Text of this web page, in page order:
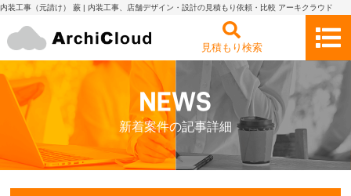
内装工事（元請け） 蕨 | 内装工事、店舗デザイン・設計の見積もり依頼・比較 アーキクラウド
見積もり検索
新着案件の記事詳細